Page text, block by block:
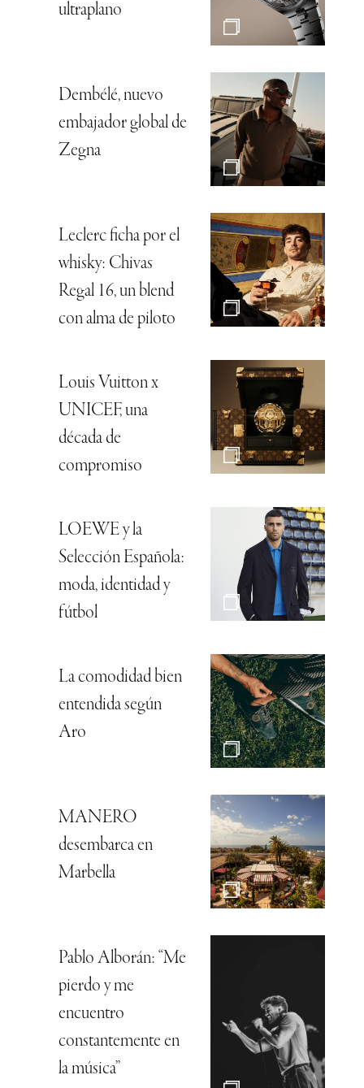
ultraplano
Dembélé, nuevo
embajador global de
Zegna
Leclerc ficha por el
whisky: Chivas
Regal 16, un blend
con alma de piloto
Louis Vuitton x
UNICEF, una
década de
compromiso
LOEWE y la
Selección Española:
moda, identidad y
fútbol
La comodidad bien
entendida según
Aro
MANERO
desembarca en
Marbella
Pablo Alborán: “Me
pierdo y me
encuentro
constantemente en
la música”